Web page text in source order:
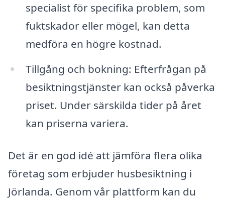
specialist för specifika problem, som
fuktskador eller mögel, kan detta
medföra en högre kostnad.
Tillgång och bokning: Efterfrågan på
besiktningstjänster kan också påverka
priset. Under särskilda tider på året
kan priserna variera.
Det är en god idé att jämföra flera olika
företag som erbjuder husbesiktning i
Jörlanda. Genom vår plattform kan du